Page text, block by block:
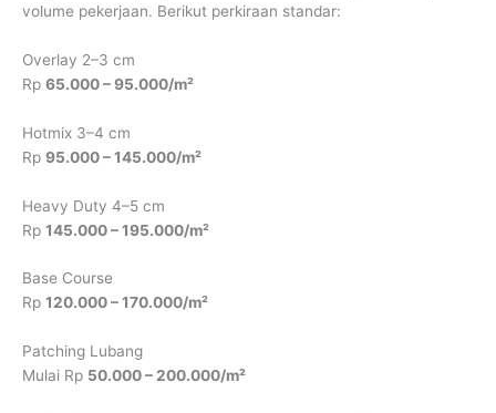
volume pekerjaan. Berikut perkiraan standar:
Overlay 2–3 cm
Rp 65.000 – 95.000/m²
Hotmix 3–4 cm
Rp 95.000 – 145.000/m²
Heavy Duty 4–5 cm
Rp 145.000 – 195.000/m²
Base Course
Rp 120.000 – 170.000/m²
Patching Lubang
Mulai Rp 50.000 – 200.000/m²